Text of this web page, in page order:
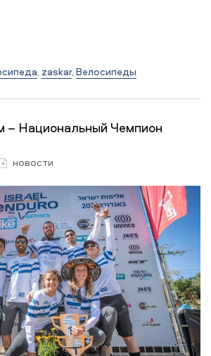
, zaskar, Велосипеды
– Национальный Чемпион
новости